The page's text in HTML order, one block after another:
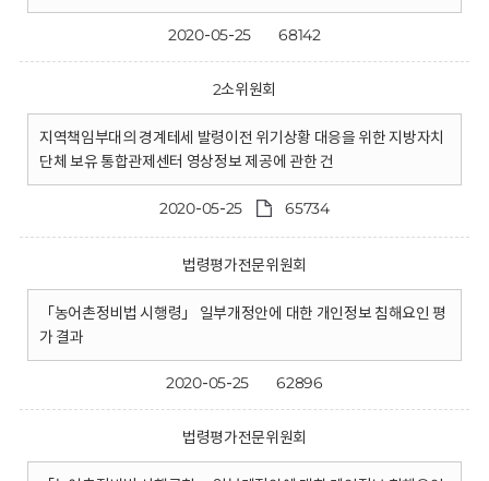
2020-05-25 68142
2소위원회
지역책임부대의 경계테세 발령이전 위기상황 대응을 위한 지방자치
단체 보유 통합관제센터 영상정보 제공에 관한 건
2020-05-25 65734
법령평가전문위원회
「농어촌정비법 시행령」 일부개정안에 대한 개인정보 침해요인 평
가 결과
2020-05-25 62896
법령평가전문위원회